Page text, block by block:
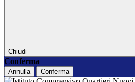
Chiudi
Conferma
Annulla Conferma